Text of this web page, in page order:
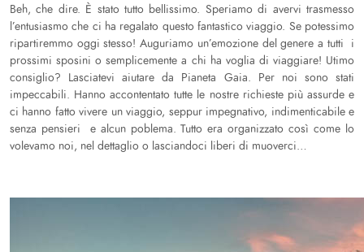
Beh, che dire. È stato tutto bellissimo. Speriamo di avervi trasmesso
l’entusiasmo che ci ha regalato questo fantastico viaggio. Se potessimo
ripartiremmo oggi stesso! Auguriamo un’emozione del genere a tutti i
prossimi sposini o semplicemente a chi ha voglia di viaggiare! Utimo
consiglio? Lasciatevi aiutare da Pianeta Gaia. Per noi sono stati
impeccabili. Hanno accontentato tutte le nostre richieste più assurde e
ci hanno fatto vivere un viaggio, seppur impegnativo, indimenticabile e
senza pensieri e alcun poblema. Tutto era organizzato così come lo
volevamo noi, nel dettaglio o lasciandoci liberi di muoverci…